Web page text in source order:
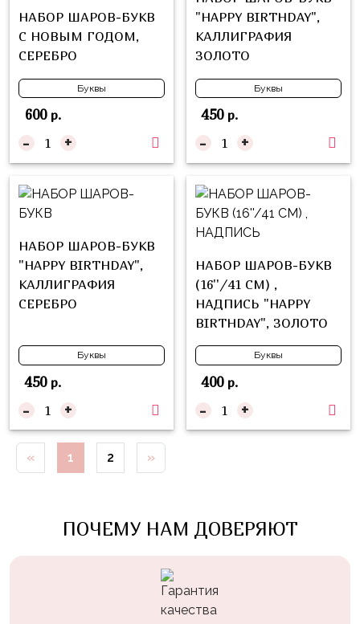
НАБОР ШАРОВ-БУКВ
С НОВЫМ ГОДОМ,
СЕРЕБРО
Буквы
600р.
- +
"HAPPY BIRTHDAY",
КАЛЛИГРАФИЯ
ЗОЛОТО
Буквы
450р.
- +
НАБОР ШАРОВ-БУКВ
"HAPPY BIRTHDAY",
КАЛЛИГРАФИЯ
СЕРЕБРО
Буквы
450р.
- +
НАБОР ШАРОВ-БУКВ
(16''/41 СМ) ,
НАДПИСЬ "HAPPY
BIRTHDAY", ЗОЛОТО
Буквы
400р.
- +
« 1 2 »
ПОЧЕМУ НАМ ДОВЕРЯЮТ
Войны
Уэнсдэй
Овощи
Шары
Геймеров
Супергерои
Пиратская
Вечеринка
Девочкам
жучки,
пчелки
Котики,
собачки
Недетские